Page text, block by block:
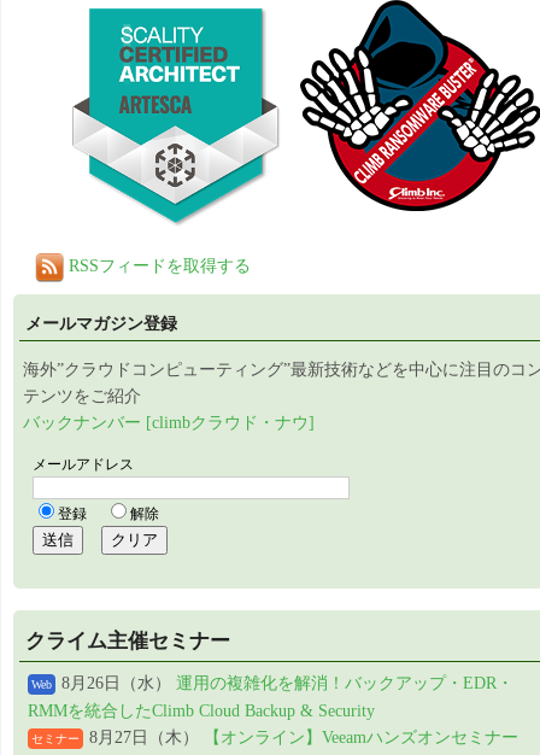
RSSフィードを取得する
メールマガジン登録
海外”クラウドコンピューティング”最新技術などを中心に注目のコ
テンツをご紹介
バックナンバー [climbクラウド・ナウ]
クライム主催セミナー
Web 8月26日（水） 運用の複雑化を解消！バックアップ・EDR・
RMMを統合したClimb Cloud Backup & Security
セミナー 8月27日（木）
【オンライン】Veeamハンズオンセミナー